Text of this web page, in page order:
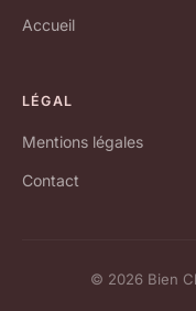
Accueil
LÉGAL
Mentions légales
Contact
© 2026 Bien